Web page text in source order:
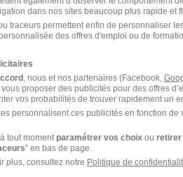
repas ou restaurant
retraite
recrutement
peuvent varier selon l'offre
une offre et je suis rapidement
dans nos sites beaucoup plus rapide et
traceurs permettent enfin de personnaliser
des offres d'emploi ou de
, nous et nos partenaires (Facebook,
proposer des publicités pour des offres
vos probabilités de trouver rapidement un
personnalisent ces publicités en fonction
tout moment paramétrer vos choix ou retirer
" en bas de page.
plus, consultez notre Politique de